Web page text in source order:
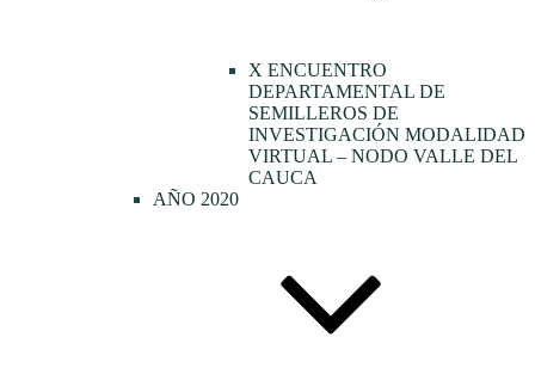
X ENCUENTRO
DEPARTAMENTAL DE
SEMILLEROS DE
INVESTIGACIÓN MODALIDAD
VIRTUAL – NODO VALLE DEL
CAUCA
AÑO 2020